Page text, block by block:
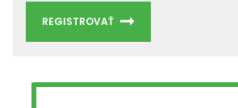
REGISTROVAŤ